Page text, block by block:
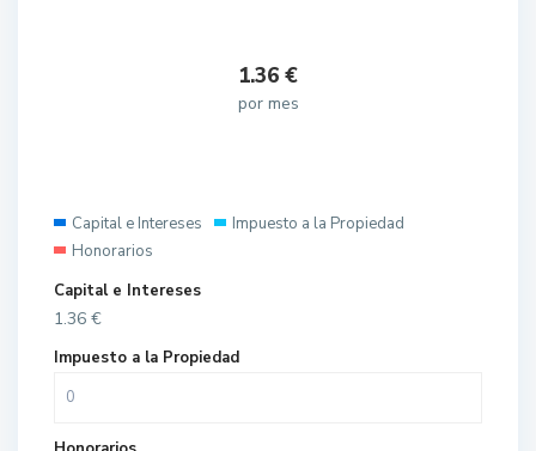
1.36 €
por mes
Capital e Intereses
Impuesto a la Propiedad
Honorarios
Capital e Intereses
1.36 €
Impuesto a la Propiedad